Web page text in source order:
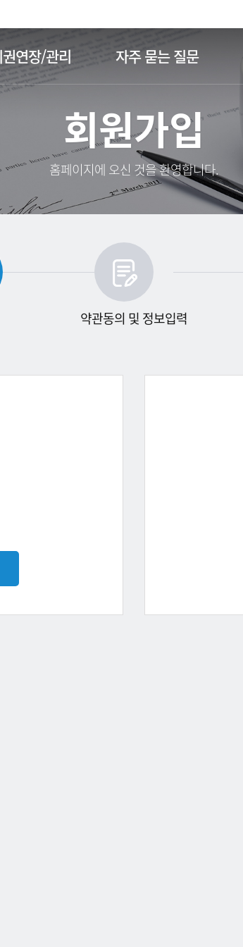
연장/관리 자주 묻는 질문
회원가입
홈페이지에 오신 것을 환영합니다.
약관동의 및 정보입력